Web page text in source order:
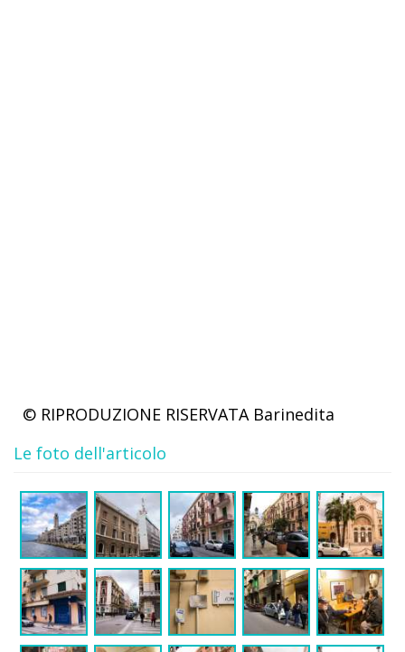
© RIPRODUZIONE RISERVATA Barinedita
Le foto dell'articolo